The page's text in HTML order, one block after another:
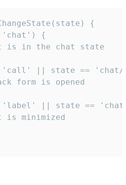
{
{
is in the chat state
|| state ==
form is opened
|| state ==
is minimized